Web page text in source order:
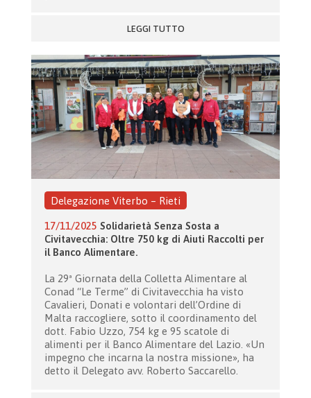
LEGGI TUTTO
Delegazione Viterbo – Rieti
17/11/2025 Solidarietà Senza Sosta a
Civitavecchia: Oltre 750 kg di Aiuti Raccolti per
il Banco Alimentare.
La 29ª Giornata della Colletta Alimentare al
Conad “Le Terme” di Civitavecchia ha visto
Cavalieri, Donati e volontari dell’Ordine di
Malta raccogliere, sotto il coordinamento del
dott. Fabio Uzzo, 754 kg e 95 scatole di
alimenti per il Banco Alimentare del Lazio. «Un
impegno che incarna la nostra missione», ha
detto il Delegato avv. Roberto Saccarello.